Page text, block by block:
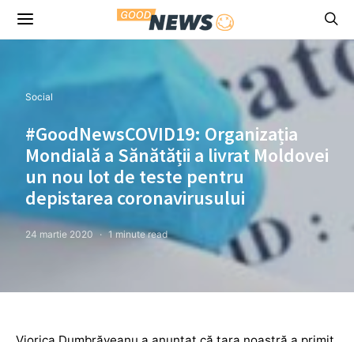
Social
#GoodNewsCOVID19: Organizația
Mondială a Sănătății a livrat Moldovei
un nou lot de teste pentru
depistarea coronavirusului
24 martie 2020 1 minute read